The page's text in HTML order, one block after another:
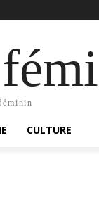
CULTURE